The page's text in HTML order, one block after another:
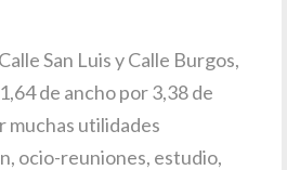
San Luis y Calle Burgos,
de ancho por 3,38 de
muchas utilidades
ocio-reuniones, estudio,